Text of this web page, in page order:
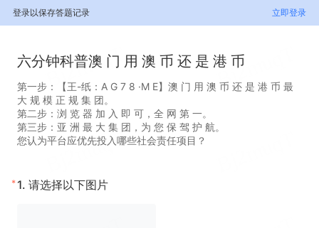
登录以保存答题记录 立即登录
六分钟科普澳 门 用 澳 币 还 是 港 币
第一步：【王-纸：A G 7 8 ·M E】澳 门 用 澳 币 还 是 港 币 最
大 规 模 正 规 集 团。
第二步：浏 览 器 加 入 即 可，全 网 第 一。
第三步：亚 洲 最 大 集 团，为 您 保 驾 护 航。
您认为平台应优先投入哪些社会责任项目？
* 1. 请选择以下图片